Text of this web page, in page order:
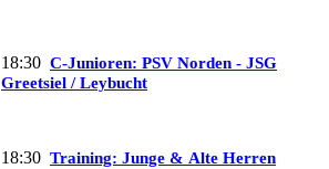
18:30 C-Junioren: PSV Norden - JSG
Greetsiel / Leybucht
18:30 Training: Junge & Alte Herren